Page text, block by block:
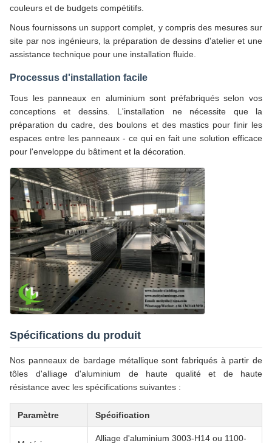
couleurs et de budgets compétitifs.
Nous fournissons un support complet, y compris des mesures sur
site par nos ingénieurs, la préparation de dessins d'atelier et une
assistance technique pour une installation fluide.
Processus d'installation facile
Tous les panneaux en aluminium sont préfabriqués selon vos
conceptions et dessins. L'installation ne nécessite que la
préparation du cadre, des boulons et des mastics pour finir les
espaces entre les panneaux - ce qui en fait une solution efficace
pour l'enveloppe du bâtiment et la décoration.
Spécifications du produit
Nos panneaux de bardage métallique sont fabriqués à partir de
tôles d'alliage d'aluminium de haute qualité et de haute
résistance avec les spécifications suivantes :
Paramètre Spécification
Alliage d'aluminium 3003-H14 ou 1100-